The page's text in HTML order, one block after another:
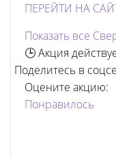
ПЕРЕЙТИ НА
Показать все
🕒 Акция
Поделитесь в
Оцените акцию:
Понравилось